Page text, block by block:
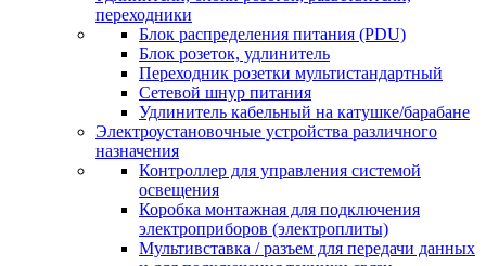
переходники
Блок распределения питания (PDU)
Блок розеток, удлинитель
Переходник розетки мультистандартный
Сетевой шнур питания
Удлинитель кабельный на катушке/барабане
Электроустановочные устройства различного
назначения
Контроллер для управления системой
освещения
Коробка монтажная для подключения
электроприборов (электроплиты)
Мультивставка / разъем для передачи данных